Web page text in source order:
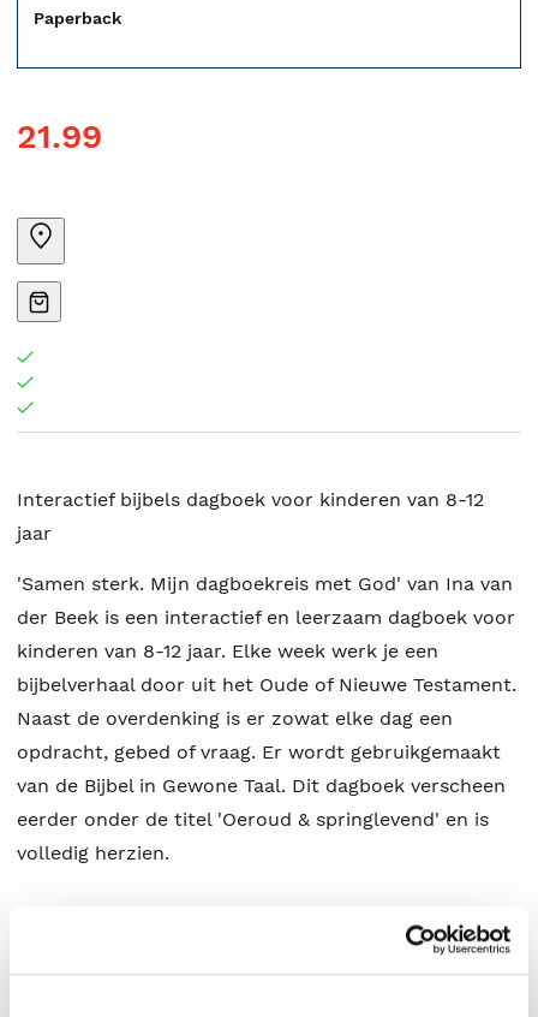
Paperback
21.99
Interactief bijbels dagboek voor kinderen van 8-12
jaar
'Samen sterk. Mĳn dagboekreis met God' van Ina van
der Beek is een interactief en leerzaam dagboek voor
kinderen van 8-12 jaar. Elke week werk je een
bijbelverhaal door uit het Oude of Nieuwe Testament.
Naast de overdenking is er zowat elke dag een
opdracht, gebed of vraag. Er wordt gebruikgemaakt
van de Bijbel in Gewone Taal. Dit dagboek verscheen
eerder onder de titel 'Oeroud & springlevend' en is
volledig herzien.